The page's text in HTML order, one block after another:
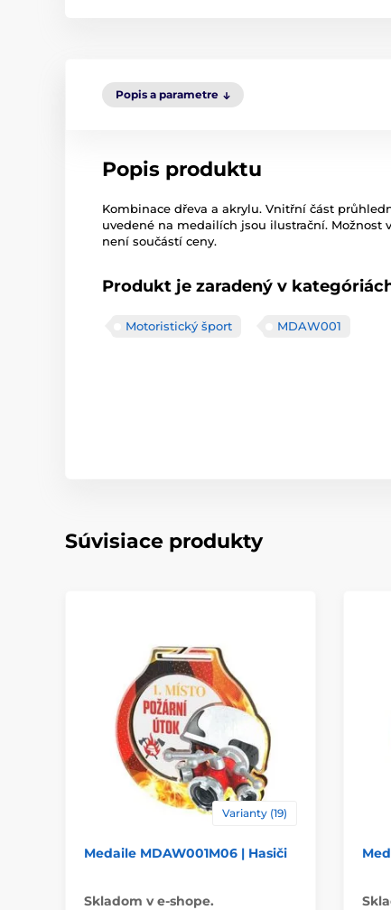
Popis a parametre
Popis produktu
Kombinace dřeva a akrylu. Vnitřní část
uvedené na medailích jsou ilustrační.
není součástí ceny.
Produkt je zaradený v
Motoristický šport MDAW001
Súvisiace produkty
Varianty (19)
Medaile MDAW001M06 | Hasiči
Skladom v e-shope.